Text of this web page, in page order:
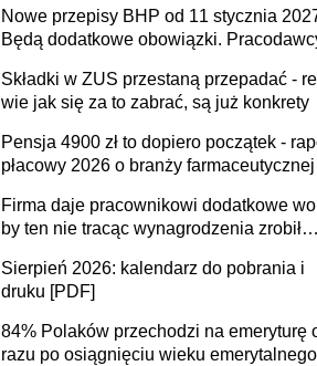
osoby neuroatypowe. Powstanie
na rzecz Inkluzywności w Zatrudnianiu?
Nowe przepisy BHP od 11 stycznia
Będą dodatkowe obowiązki.
Składki w ZUS przestaną przepadać -
wie jak się za to zabrać, są już konkrety
Pensja 4900 zł to dopiero początek -
płacowy 2026 o branży farmaceutycznej
Firma daje pracownikowi dodatkowe
by ten nie tracąc wynagrodzenia zrobił
sprawdza
Sierpień 2026: kalendarz do pobrania i
druku [PDF]
84% Polaków przechodzi na emeryturę
razu po osiągnięciu wieku